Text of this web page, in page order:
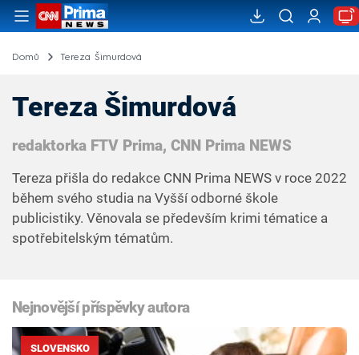
Domů Tereza Šimurdová
Tereza Šimurdová
redaktorka FTV Prima, CNN Prima NEWS
Tereza přišla do redakce CNN Prima NEWS v roce 2022
během svého studia na Vyšší odborné škole
publicistiky. Věnovala se především krimi tématice a
spotřebitelským tématům.
Nejnovější příspěvky autora
SLOVENSKO